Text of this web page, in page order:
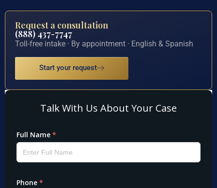
Request a consultation
(888) 437-7747
Toll-free intake · By appointment · English & Spanish
Start your request